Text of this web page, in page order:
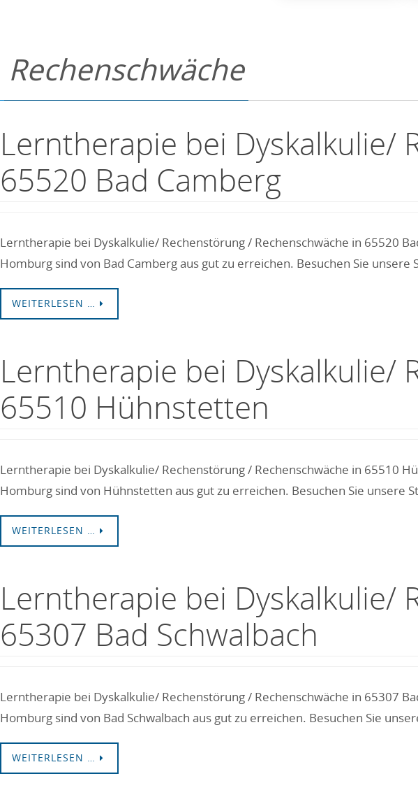
Rechenschwäche
Lerntherapie bei Dyskalkulie/
65520 Bad Camberg
Lerntherapie bei Dyskalkulie/ Rechenstörung / Rechenschwäche in 65520
Homburg sind von Bad Camberg aus gut zu erreichen. Besuchen Sie
WEITERLESEN …
Lerntherapie bei Dyskalkulie/
65510 Hühnstetten
Lerntherapie bei Dyskalkulie/ Rechenstörung / Rechenschwäche in 65510
Homburg sind von Hühnstetten aus gut zu erreichen. Besuchen Sie unsere
WEITERLESEN …
Lerntherapie bei Dyskalkulie/
65307 Bad Schwalbach
Lerntherapie bei Dyskalkulie/ Rechenstörung / Rechenschwäche in 65307
Homburg sind von Bad Schwalbach aus gut zu erreichen. Besuchen Sie
WEITERLESEN …